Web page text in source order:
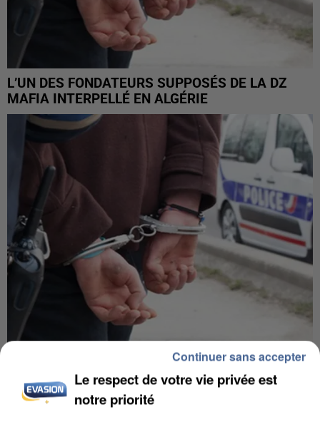
L’UN DES FONDATEURS SUPPOSÉS DE LA DZ
MAFIA INTERPELLÉ EN ALGÉRIE
UN SECOND CADRE DE LA DZ MAFIA
INTERPELLÉ EN ALGÉRIE
Le respect de votre vie privée est
notre priorité
Continuer sans accepter